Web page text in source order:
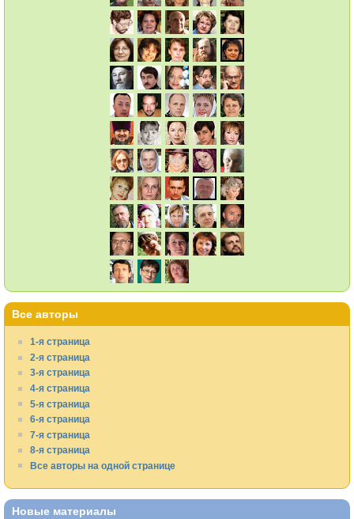
Все авторы
1-я страница
2-я страница
3-я страница
4-я страница
5-я страница
6-я страница
7-я страница
8-я страница
Все авторы на одной странице
Новые материалы